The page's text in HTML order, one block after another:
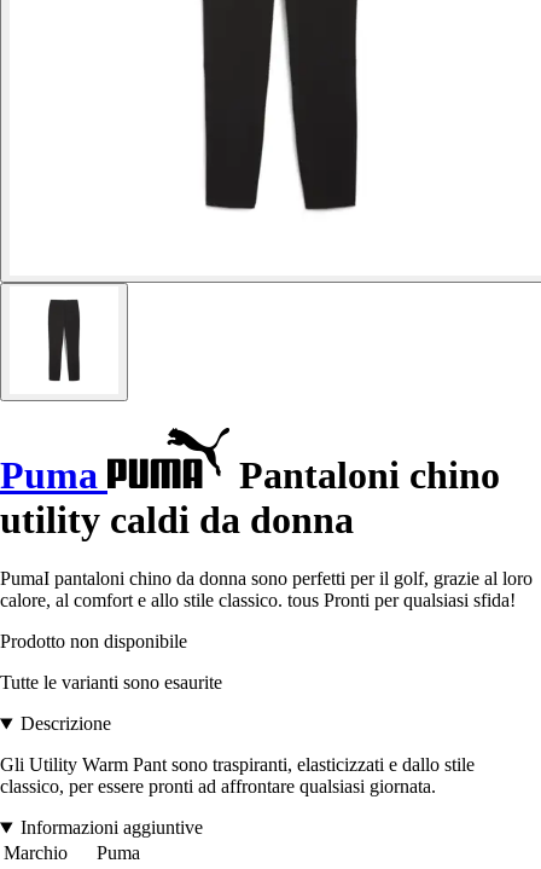
Puma
Pantaloni chino
utility caldi da donna
PumaI pantaloni chino da donna sono perfetti per il golf, grazie al loro
calore, al comfort e allo stile classico. tous Pronti per qualsiasi sfida!
Prodotto non disponibile
Tutte le varianti sono esaurite
Descrizione
Gli Utility Warm Pant sono traspiranti, elasticizzati e dallo stile
classico, per essere pronti ad affrontare qualsiasi giornata.
Informazioni aggiuntive
Marchio
Puma